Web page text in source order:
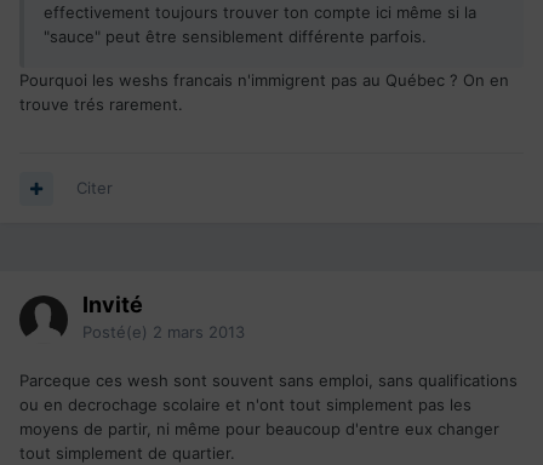
effectivement toujours trouver ton compte ici même si la
"sauce" peut être sensiblement différente parfois.
Pourquoi les weshs francais n'immigrent pas au Québec ? On en
trouve trés rarement.
Citer
Invité
Posté(e) 2 mars 2013
Parceque ces wesh sont souvent sans emploi, sans qualifications
ou en decrochage scolaire et n'ont tout simplement pas les
moyens de partir, ni même pour beaucoup d'entre eux changer
tout simplement de quartier.